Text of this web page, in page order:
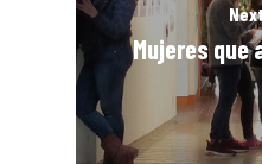
Mujeres que